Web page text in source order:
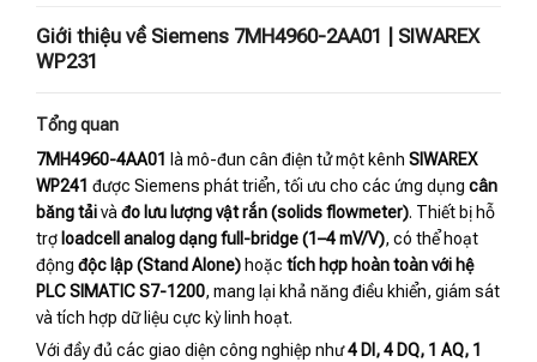
Giới thiệu về Siemens 7MH4960-2AA01 | SIWAREX
WP231
Tổng quan
7MH4960-4AA01
là mô-đun cân điện tử một kênh SIWAREX
WP241 được Siemens phát triển, tối ưu cho các ứng dụng cân
băng tảivàđo lưu lượng vật rắn (solids flowmeter). Thiết bị hỗ
trợ loadcell analog dạng full-bridge (1–4 mV/V), có thể hoạt
động độc lập (Stand Alone) hoặc tích hợp hoàn toàn với hệ
PLC SIMATIC S7-1200, mang lại khả năng điều khiển, giám sát
và tích hợp dữ liệu cực kỳ linh hoạt.
Với đầy đủ các giao diện công nghiệp như4 DI, 4 DQ, 1 AQ, 1